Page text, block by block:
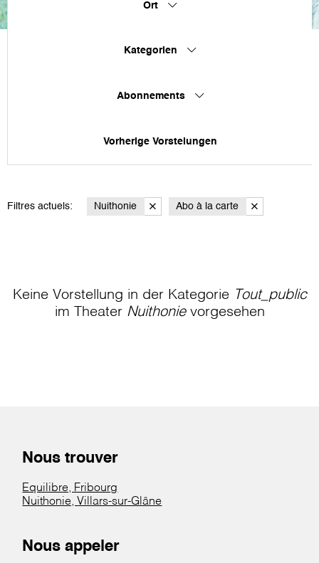
Ort
Kategorien
Abonnements
Vorherige Vorstelungen
Filtres actuels: Nuithonie Abo à la carte
Keine Vorstellung in der Kategorie Tout_public
im Theater Nuithonievorgesehen
Nous trouver
Equilibre, Fribourg
Nuithonie, Villars-sur-Glâne
Nous appeler